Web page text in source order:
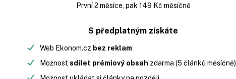
První 2 měsíce, pak 149 Kč měsíčně
S předplatným získáte
Web Ekonom.cz bez reklam
Možnost sdílet prémiový obsah zdarma (5 článků měsíčně)